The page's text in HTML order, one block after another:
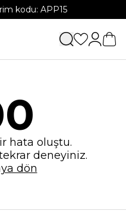
kodu: APP15
hata oluştu.
deneyiniz.
dön